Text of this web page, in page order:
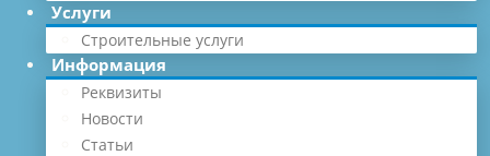
Услуги
Строительные услуги
Информация
Реквизиты
Новости
Статьи